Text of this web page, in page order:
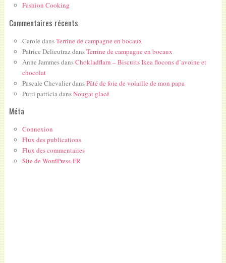
Fashion Cooking
Commentaires récents
Carole dansTerrine de campagne en bocaux
Patrice DelieutrazdansTerrine de campagne en bocaux
Anne JammesdansChokladflarn – Biscuits Ikea flocons d’avoine et
chocolat
Pascale ChevalierdansPâté de foie de volaille de mon papa
Putti patticiadansNougat glacé
Méta
Connexion
Flux des publications
Flux des commentaires
Site de WordPress-FR